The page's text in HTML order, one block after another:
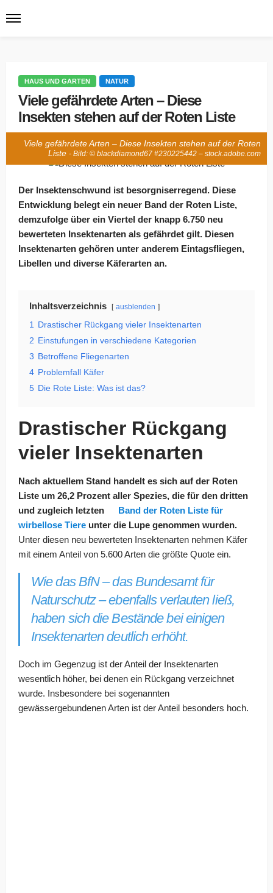
HAUS UND GARTEN NATUR
Viele gefährdete Arten – Diese
Insekten stehen auf der Roten Liste
Viele gefährdete Arten – Diese Insekten stehen auf der Roten
Liste - Bild: © blackdiamond67 #230225442 – stock.adobe.com
Der Insektenschwund ist besorgniserregend. Diese
Entwicklung belegt ein neuer Band der Roten Liste,
demzufolge über ein Viertel der knapp 6.750 neu
bewerteten Insektenarten als gefährdet gilt. Diesen
Insektenarten gehören unter anderem Eintagsfliegen,
Libellen und diverse Käferarten an.
Inhaltsverzeichnis ausblenden
1 Drastischer Rückgang vieler Insektenarten
2 Einstufungen in verschiedene Kategorien
3 Betroffene Fliegenarten
4 Problemfall Käfer
5 Die Rote Liste: Was ist das?
Drastischer Rückgang
vieler Insektenarten
Nach aktuellem Stand handelt es sich auf der Roten
Liste um 26,2 Prozent aller Spezies, die für den dritten
und zugleich letzten
Band der Roten Liste für
wirbellose Tiere unter die Lupe genommen wurden.
Unter diesen neu bewerteten Insektenarten nehmen Käfer
mit einem Anteil von 5.600 Arten die größte Quote ein.
Wie das BfN – das Bundesamt für
Naturschutz – ebenfalls verlauten ließ,
haben sich die Bestände bei einigen
Insektenarten deutlich erhöht.
Doch im Gegenzug ist der Anteil der Insektenarten
wesentlich höher, bei denen ein Rückgang verzeichnet
wurde. Insbesondere bei sogenannten
gewässergebundenen Arten ist der Anteil besonders hoch.